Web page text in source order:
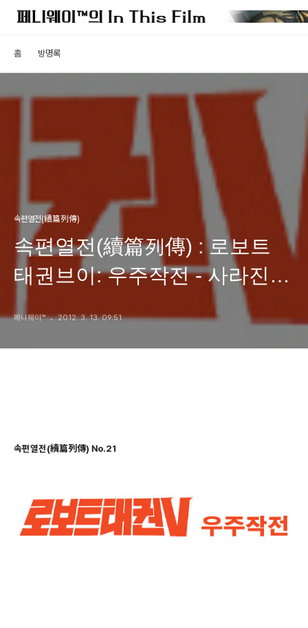
홈 방명록
속편열전(續篇列傳)
속편열전(續篇列傳) : 로보트
태권브이: 우주작전 - 사라진
태권브이의 전설을 찾아서
페니웨이™ 2012. 3. 13. 09:51
속편열전(續篇列傳) No.21